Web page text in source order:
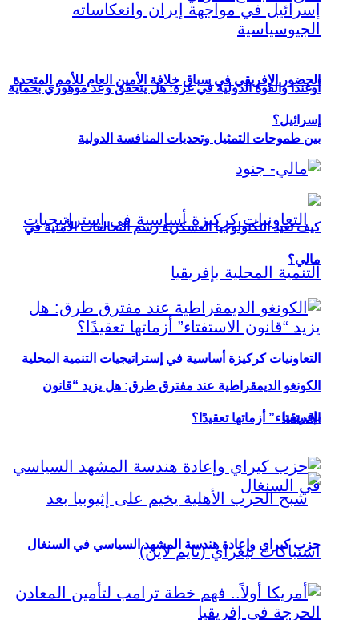
الحضور الإفريقي في سباق خلافة الأمين العام للأمم المتحدة
بين طموحات التمثيل وتحديات المنافسة الدولية
التعاونيات كركيزة أساسية في إستراتيجيات التنمية المحلية
بإفريقيا
أوغندا والقوة الدولية في غزة: هل يتحقق وعد موهوزي بحماية
إسرائيل؟
كيف تعيد التكنولوجيا العسكرية رسم التحالفات الأمنية في
مالي؟
الكونغو الديمقراطية عند مفترق طرق: هل يزيد “قانون
الاستفتاء” أزماتها تعقيدًا؟
حزب كيراي وإعادة هندسة المشهد السياسي في السنغال